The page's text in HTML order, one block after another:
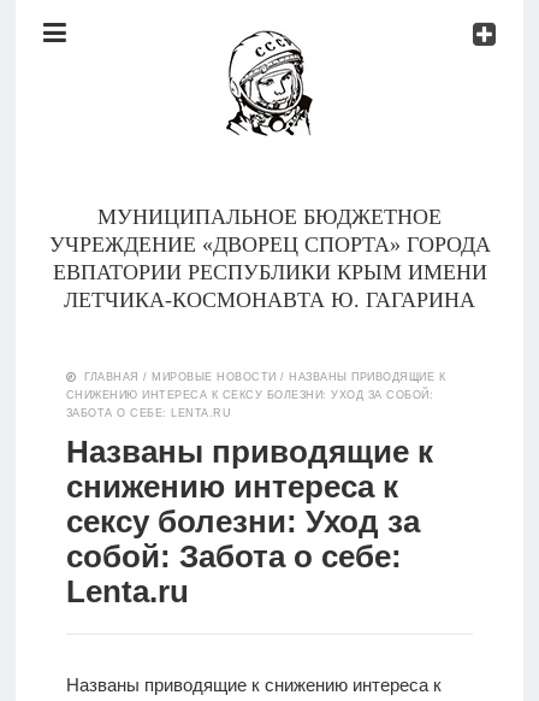
Документы
МУНИЦИПАЛЬНОЕ БЮДЖЕТНОЕ
УЧРЕЖДЕНИЕ «ДВОРЕЦ СПОРТА» ГОРОДА
ЕВПАТОРИИ РЕСПУБЛИКИ КРЫМ ИМЕНИ
ЛЕТЧИКА-КОСМОНАВТА Ю. ГАГАРИНА
Тренеры
Контакты
Новости
Родителям
О
ГЛАВНАЯ / МИРОВЫЕ НОВОСТИ / НАЗВАНЫ ПРИВОДЯЩИЕ К
СНИЖЕНИЮ ИНТЕРЕСА К СЕКСУ БОЛЕЗНИ: УХОД ЗА СОБОЙ:
ЗАБОТА О СЕБЕ: LENTA.RU
Названы приводящие к
снижению интереса к
сексу болезни: Уход за
собой: Забота о себе:
Lenta.ru
Названы приводящие к снижению интереса к